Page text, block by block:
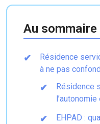
Au sommaire
Résidence
à ne pas
Résidence
EHPAD :